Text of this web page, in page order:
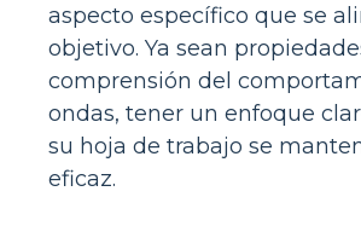
aspecto específico que se
objetivo. Ya sean
comprensión del
ondas, tener un enfoque
su hoja de trabajo se
eficaz.